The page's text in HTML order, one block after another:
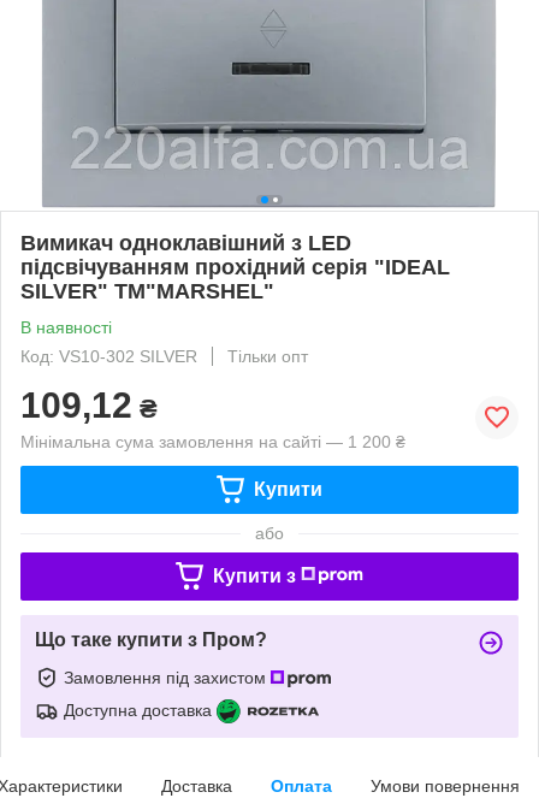
Вимикач одноклавішний з LED
підсвічуванням прохідний серія "IDEAL
SILVER" ТМ"MARSHEL"
В наявності
Код: VS10-302 SILVER
Тільки опт
109,12 ₴
Мінімальна сума замовлення на сайті — 1 200 ₴
Купити
або
Купити з
Що таке купити з Пром?
Замовлення під захистом
Доступна доставка
Доставка Оплата Умови повернення